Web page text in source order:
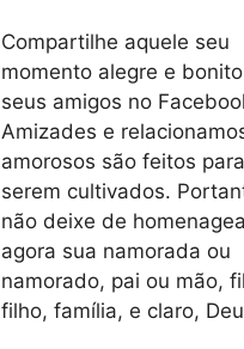
Compartilhe aquele seu
momento alegre e
seus amigos no
Amizades e
amorosos são feitos para
serem cultivados.
não deixe de
agora sua namorada ou
namorado, pai ou mão,
filho, família, e claro,